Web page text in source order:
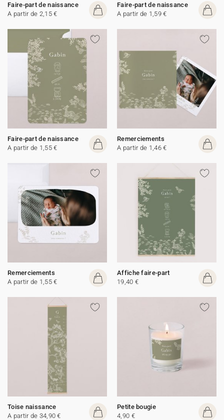
Faire-part de naissance
A partir de 2,15 €
Faire-part de naissance
A partir de 1,59 €
Faire-part de naissance
A partir de 1,55 €
Remerciements
A partir de 1,46 €
Remerciements
A partir de 1,55 €
Affiche faire-part
19,40 €
Toise naissance
A partir de 34,90 €
Petite bougie
4,90 €